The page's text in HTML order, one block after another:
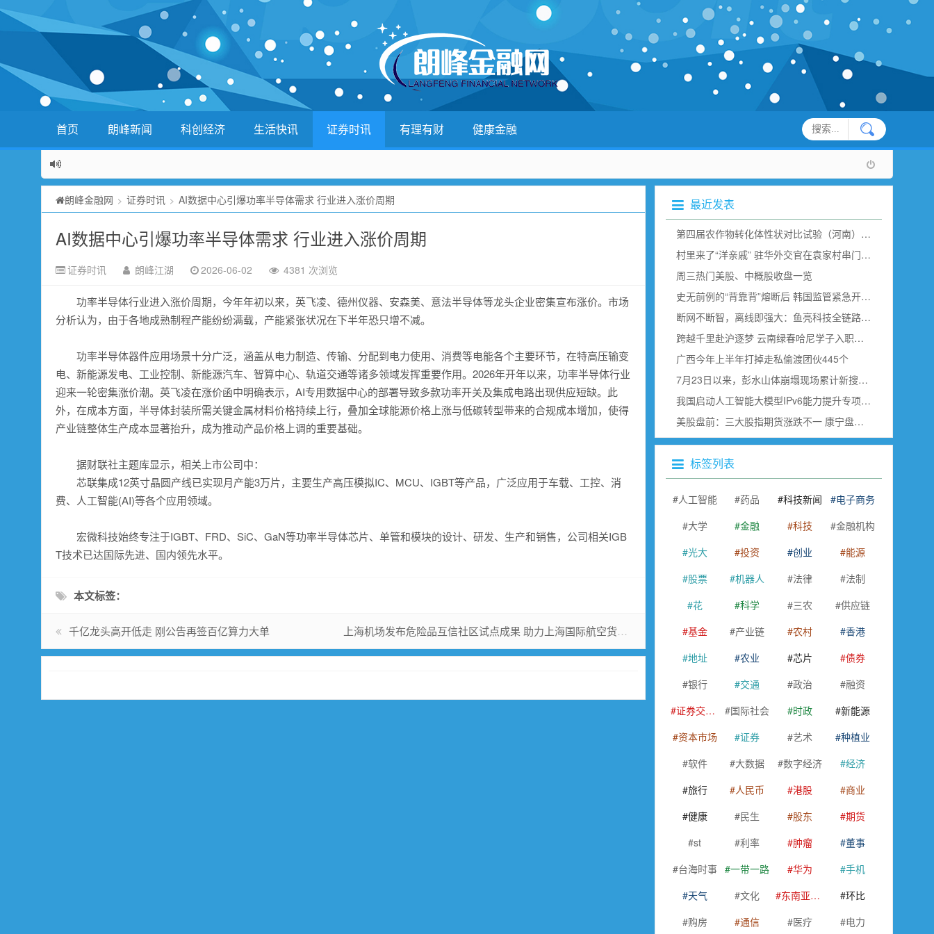
首页 朗峰新闻 科创经济 生活快讯 证券时讯 有理有财 健康金融
朗峰金融网 > 证券时讯 > AI数据中心引爆功率半导体需求 行业进入涨价周期
AI数据中心引爆功率半导体需求 行业进入涨价周期
证券时讯 朗峰江湖 2026-06-02 4381 次浏览
功率半导体行业进入涨价周期，今年年初以来，英飞凌、德州仪器、安森美、意法半导体等龙头企业密集宣布涨价。市场
分析认为，由于各地成熟制程产能纷纷满载，产能紧张状况在下半年恐只增不减。
功率半导体器件应用场景十分广泛，涵盖从电力制造、传输、分配到电力使用、消费等电能各个主要环节，在特高压输变
电、新能源发电、工业控制、新能源汽车、智算中心、轨道交通等诸多领域发挥重要作用。2026年开年以来，功率半导体行业
迎来一轮密集涨价潮。英飞凌在涨价函中明确表示，AI专用数据中心的部署导致多款功率开关及集成电路出现供应短缺。此
外，在成本方面，半导体封装所需关键金属材料价格持续上行，叠加全球能源价格上涨与低碳转型带来的合规成本增加，使得
产业链整体生产成本显著抬升，成为推动产品价格上调的重要基础。
据财联社主题库显示，相关上市公司中：
芯联集成12英寸晶圆产线已实现月产能3万片，主要生产高压模拟IC、MCU、IGBT等产品，广泛应用于车载、工控、消
费、人工智能(AI)等各个应用领域。
宏微科技始终专注于IGBT、FRD、SiC、GaN等功率半导体芯片、单管和模块的设计、研发、生产和销售，公司相关IGB
T技术已达国际先进、国内领先水平。
本文标签：
千亿龙头高开低走 刚公告再签百亿算力大单 上海机场发布危险品互信社区试点成果 助力上海国际航空货运枢纽能级提升
最近发表
第四届农作物转化体性状对比试验（河南）现场观摩在新乡举行
村里来了“洋亲戚” 驻华外交官在袁家村串门“取经”（组图）
周三热门美股、中概股收盘一览
史无前例的“背靠背”熔断后 韩国监管紧急开会说了点啥？
断网不断智，离线即强大：鱼亮科技全链路边缘语音赋能具身智能
跨越千里赴沪逐梦 云南绿春哈尼学子入职上海虹桥空港
广西今年上半年打掉走私偷渡团伙445个
7月23日以来，彭水山体崩塌现场累计新搜寻确认出30名遇难者
我国启动人工智能大模型IPv6能力提升专项行动
美股盘前：三大股指期货涨跌不一 康宁盘前跌超18% SK海力士即将公布财报
标签列表
人工智能 药品 科技新闻
电子商务
大学
金融 科技
金融机构
光大
投资 创业
能源
股票
机器人 法律
法制
花
科学 三农
供应链
基金
产业链 农村
香港
地址
农业 芯片
债券
银行
交通 政治
融资
证券交易所
国际社会 时政
新能源
资本市场
证券 艺术
种植业
软件
大数据 数字经济
经济
旅行
人民币 港股
商业
健康
民生 股东
期货
st
利率 肿瘤
董事
台海时事
一带一路 华为
手机
天气
文化 东南亚国家联盟
环比
购房
通信 医疗 电力